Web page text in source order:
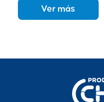
Ver más